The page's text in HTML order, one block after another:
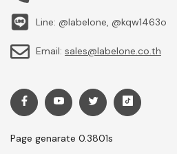
Line: @labelone, @kqw1463o
Email: sales@labelone.co.th
Page genarate 0.3801s